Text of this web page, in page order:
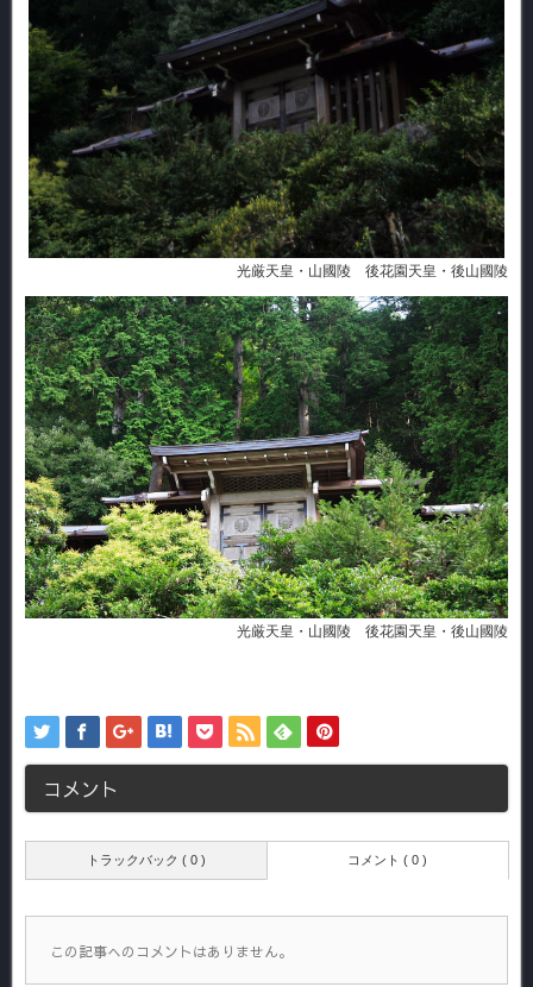
光厳天皇・山國陵 後花園天皇・後山國陵
光厳天皇・山國陵 後花園天皇・後山國陵
コメント
トラックバック ( 0 ) コメント ( 0 )
この記事へのコメントはありません。